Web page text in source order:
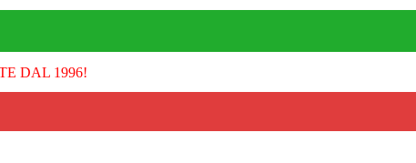
DAL 1996!